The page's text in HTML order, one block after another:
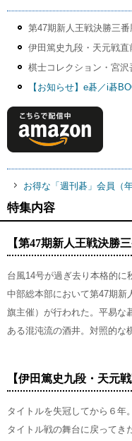
第47期新人王戦決勝三
伊田篤史九段・天元戦直
棋士コレクション・宮沢
【お知らせ】e碁／i碁
お得な「週刊碁」会員（
特集内容
【第47期新人王戦決勝
台風14号が過ぎ去り本格的に
中部総本部において第47期新
旗主催）が行われた。平易な
ある混沌流の酒井。対照的な
【伊田篤史九段・天元
タイトルを失冠してから６年
タイトル戦の舞台に戻ってき